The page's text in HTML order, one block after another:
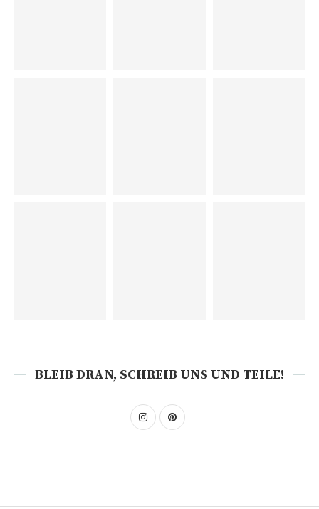
BLEIB DRAN, SCHREIB UNS UND TEILE!